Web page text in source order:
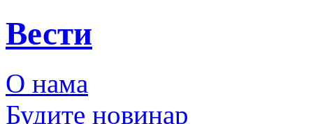
Вести
О нама
Будите новинар